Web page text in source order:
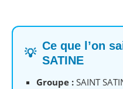
💡
Ce que l’on
SATINE
Groupe : SAINT